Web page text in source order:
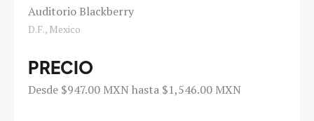
Auditorio Blackberry
D.F., Mexico
PRECIO
Desde $947.00 MXN hasta $1,546.00 MXN